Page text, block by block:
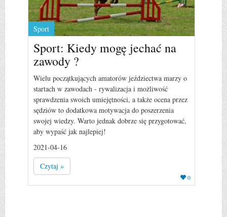
Sport
Sport: Kiedy mogę jechać na
zawody ?
Wielu początkujących amatorów jeździectwa marzy o
startach w zawodach - rywalizacja i możliwość
sprawdzenia swoich umiejętności, a także ocena przez
sędziów to dodatkowa motywacja do poszerzenia
swojej wiedzy. Warto jednak dobrze się przygotować,
aby wypaść jak najlepiej!
2021-04-16
Czytaj »
0